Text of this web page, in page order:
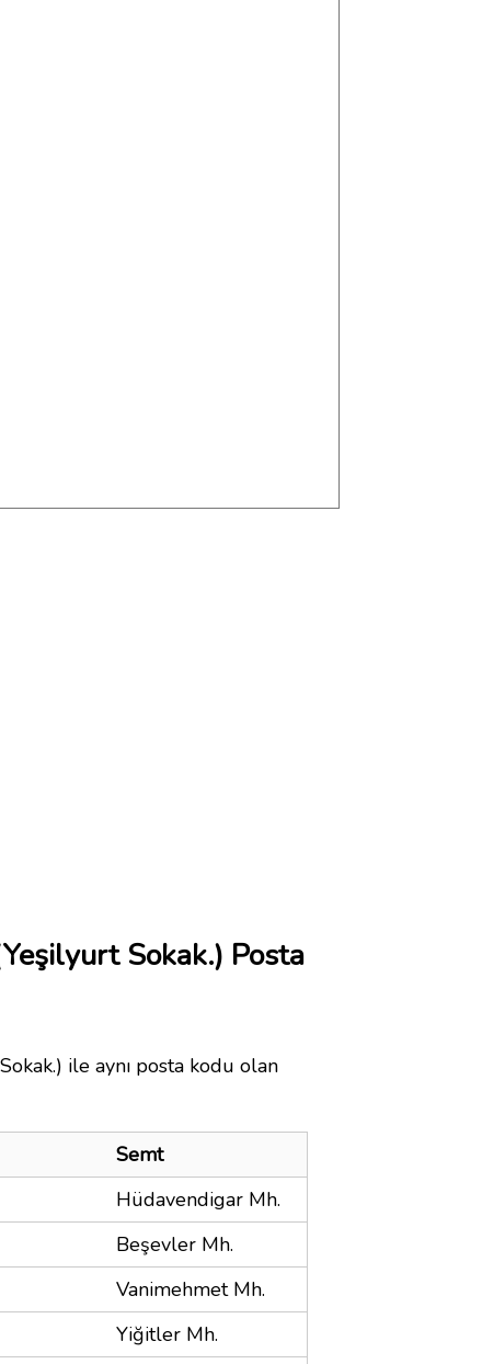
Sokak.) Posta
ile aynı posta kodu olan
Semt
Hüdavendigar Mh.
Beşevler Mh.
Vanimehmet Mh.
Yiğitler Mh.